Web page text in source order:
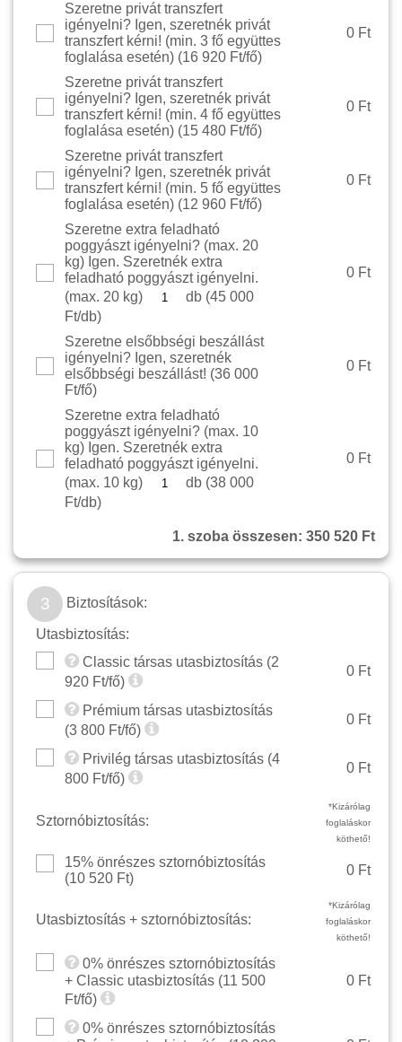
Szeretne privát transzfert
igényelni? Igen, szeretnék privát
transzfert kérni! (min. 3 fő együttes
foglalása esetén) (16 920 Ft/fő)
0 Ft
Szeretne privát transzfert
igényelni? Igen, szeretnék privát
transzfert kérni! (min. 4 fő együttes
foglalása esetén) (15 480 Ft/fő)
0 Ft
Szeretne privát transzfert
igényelni? Igen, szeretnék privát
transzfert kérni! (min. 5 fő együttes
foglalása esetén) (12 960 Ft/fő)
0 Ft
Szeretne extra feladható
poggyászt igényelni? (max. 20
kg) Igen. Szeretnék extra
feladható poggyászt igényelni.
(max. 20 kg)
db (45 000
Ft/db)
0 Ft
Szeretne elsőbbségi beszállást
igényelni? Igen, szeretnék
elsőbbségi beszállást! (36 000
Ft/fő)
0 Ft
Szeretne extra feladható
poggyászt igényelni? (max. 10
kg) Igen. Szeretnék extra
feladható poggyászt igényelni.
(max. 10 kg)
db (38 000
Ft/db)
0 Ft
1. szoba összesen: 350 520 Ft
3 Biztosítások:
Utasbiztosítás:
Classic társas utasbiztosítás (2
920 Ft/fő)
0 Ft
Prémium társas utasbiztosítás
(3 800 Ft/fő)
0 Ft
Privilég társas utasbiztosítás (4
800 Ft/fő)
0 Ft
Sztornóbiztosítás:
*Kizárólag
foglaláskor
köthető!
15% önrészes sztornóbiztosítás
(10 520 Ft)
0 Ft
Utasbiztosítás + sztornóbiztosítás:
*Kizárólag
foglaláskor
köthető!
0% önrészes sztornóbiztosítás
+ Classic utasbiztosítás (11 500
Ft/fő)
0 Ft
0% önrészes sztornóbiztosítás